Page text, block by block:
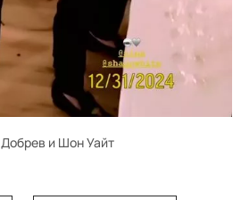
и Шон Уайт